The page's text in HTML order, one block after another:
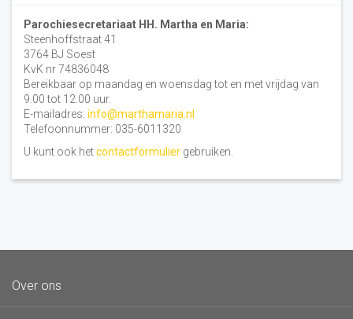
Parochiesecretariaat HH. Martha en Maria:
Steenhoffstraat 41
3764 BJ Soest
KvK nr 74836048
Bereikbaar op maandag en woensdag tot en met vrijdag van
9.00 tot 12.00 uur.
E-mailadres: info@marthamaria.nl
Telefoonnummer: 035-6011320
U kunt ook hetcontactformulier gebruiken.
Over ons